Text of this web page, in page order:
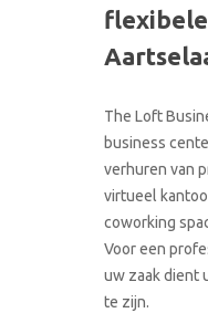
The Loft
business
verhuren van
virtueel
coworking
Voor een
uw zaak dient
te zijn.